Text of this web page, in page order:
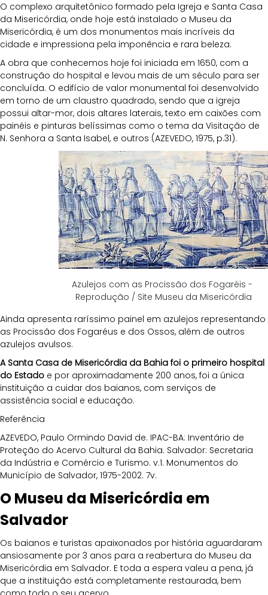
O complexo arquitetônico formado pela Igreja e Santa Casa
da Misericórdia, onde hoje está instalado o Museu da
Misericórdia, é um dos monumentos mais incríveis da
cidade e impressiona pela imponência e rara beleza.
A obra que conhecemos hoje foi iniciada em 1650, com a
construção do hospital e levou mais de um século para ser
concluída. O edifício de valor monumental foi desenvolvido
em torno de um claustro quadrado, sendo que a igreja
possui altar-mor, dois altares laterais, texto em caixões com
painéis e pinturas belíssimas como o tema da Visitação de
N. Senhora a Santa Isabel, e outros (AZEVEDO, 1975, p.31).
Azulejos com as Procissão dos Fogaréis -
Reprodução / Site Museu da Misericórdia
Ainda apresenta raríssimo painel em azulejos representando
as Procissão dos Fogaréus e dos Ossos, além de outros
azulejos avulsos.
A Santa Casa de Misericórdia da Bahia foi o primeiro hospital
do Estado e por aproximadamente 200 anos, foi a única
instituição a cuidar dos baianos, com serviços de
assistência social e educação.
Referência
AZEVEDO, Paulo Ormindo David de. IPAC-BA: Inventário de
Proteção do Acervo Cultural da Bahia. Salvador: Secretaria
da Indústria e Comércio e Turismo. v.1. Monumentos do
Município de Salvador, 1975-2002. 7v.
O Museu da Misericórdia em
Salvador
Os baianos e turistas apaixonados por história aguardaram
ansiosamente por 3 anos para a reabertura do Museu da
Misericórdia em Salvador. E toda a espera valeu a pena, já
que a instituição está completamente restaurada, bem